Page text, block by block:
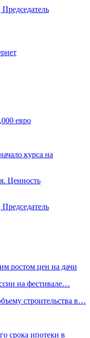
евро
курса на
Ценность
ростом цен на дачи
на фестивале…
строительства в…
срока ипотеки в